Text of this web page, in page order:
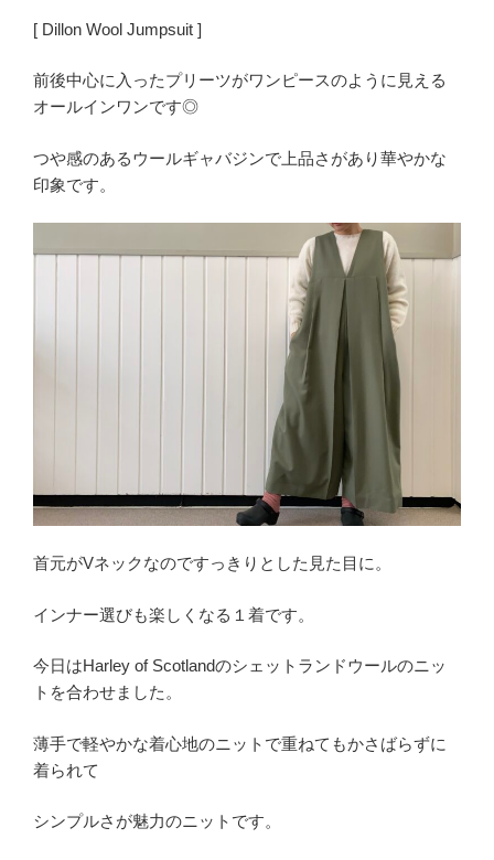
[ Dillon Wool Jumpsuit ]
前後中心に入ったプリーツがワンピースのように見える
オールインワンです◎
つや感のあるウールギャバジンで上品さがあり華やかな
印象です。
首元がVネックなのですっきりとした見た目に。
インナー選びも楽しくなる１着です。
今日はHarley of Scotlandのシェットランドウールのニッ
トを合わせました。
薄手で軽やかな着心地のニットで重ねてもかさばらずに
着られて
シンプルさが魅力のニットです。